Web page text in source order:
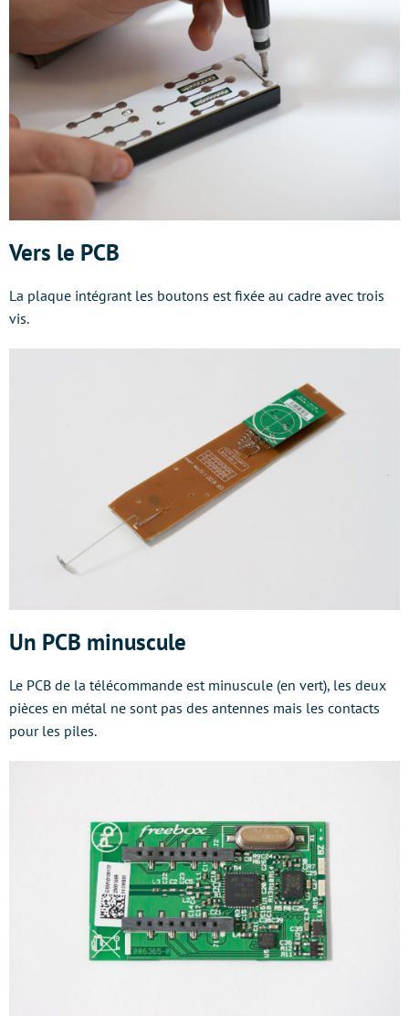
Vers le PCB
La plaque intégrant les boutons est fixée au cadre avec trois
vis.
Un PCB minuscule
Le PCB de la télécommande est minuscule (en vert), les deux
pièces en métal ne sont pas des antennes mais les contacts
pour les piles.